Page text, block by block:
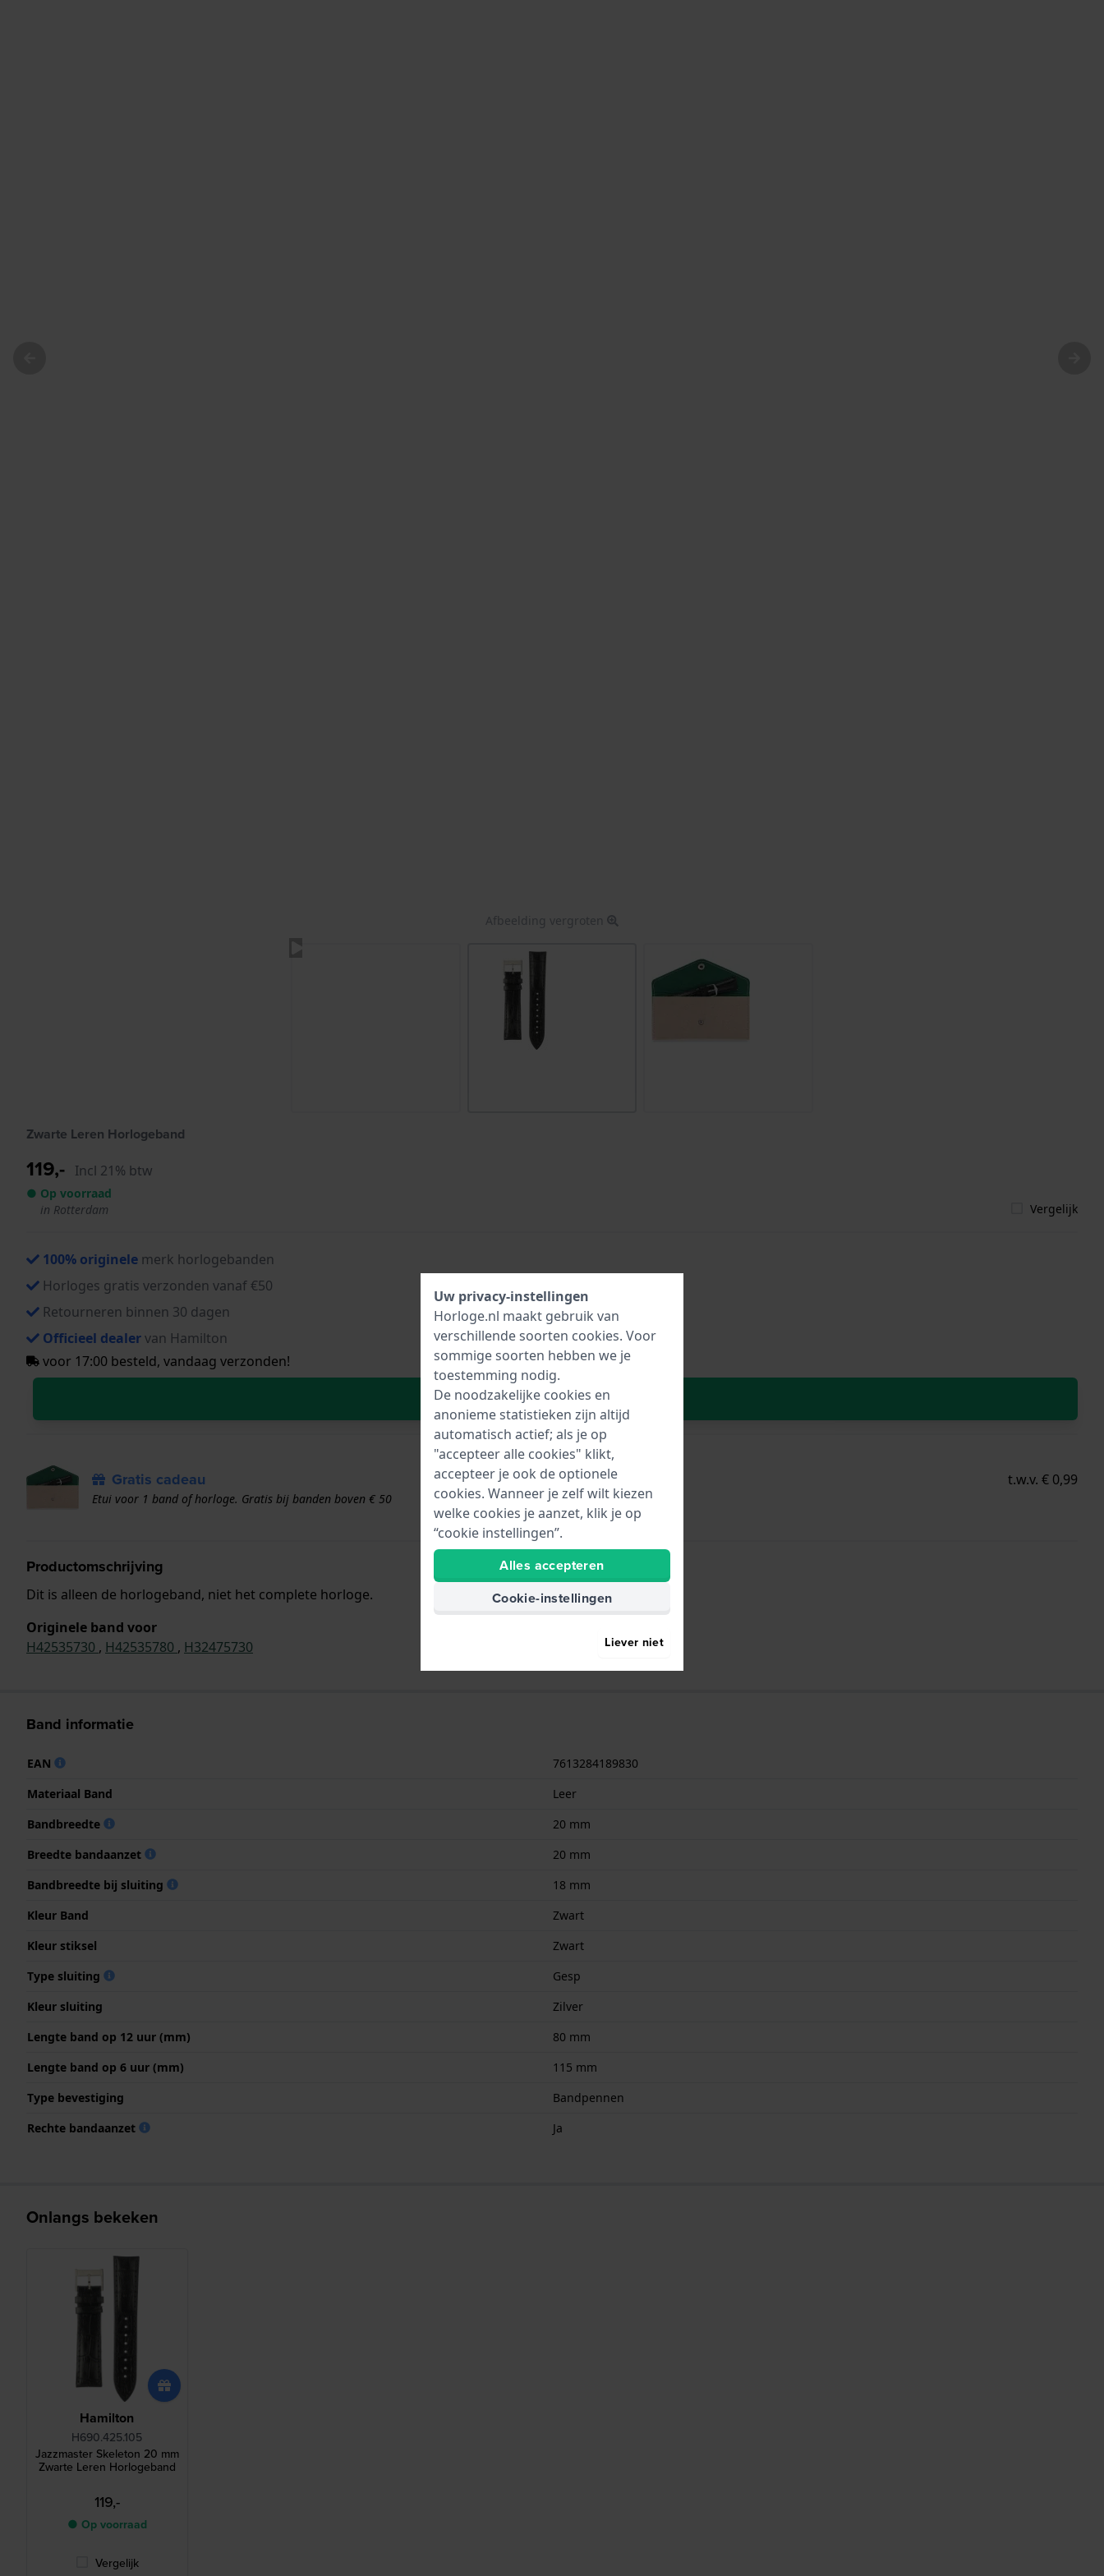
Afbeelding vergroten
Zwarte Leren Horlogeband
119,- Incl 21% btw
● Op voorraad
in Rotterdam
Vergelijk
100% originele merk horlogebanden
Horloges gratis verzonden vanaf €50
Retourneren binnen 30 dagen
Officieel dealervan Hamilton
voor 17:00 besteld, vandaag verzonden!
In Winkelwagen
Gratis cadeau t.w.v. € 0,99
Etui voor 1 band of horloge. Gratis bij banden boven € 50
Productomschrijving
Dit is alleen de horlogeband, niet het complete horloge.
Originele band voor
H42535730 , H42535780 , H32475730
Band informatie
EAN
7613284189830
Materiaal Band
Leer
Bandbreedte
20 mm
Breedte bandaanzet
20 mm
Bandbreedte bij sluiting
18 mm
Kleur Band
Zwart
Kleur stiksel
Zwart
Type sluiting
Gesp
Kleur sluiting
Zilver
Lengte band op 12 uur (mm)
80 mm
Lengte band op 6 uur (mm)
115 mm
Type bevestiging
Bandpennen
Rechte bandaanzet
Ja
Onlangs bekeken
Hamilton
H690.425.105
Jazzmaster Skeleton 20 mm
Zwarte Leren Horlogeband
119,-
● Op voorraad
Vergelijk
Uw privacy-instellingen
Horloge.nl maakt gebruik van
verschillende soorten cookies. Voor
sommige soorten hebben we je
toestemming nodig.
De noodzakelijke cookies en
anonieme statistieken zijn altijd
automatisch actief; als je op
"accepteer alle cookies" klikt,
accepteer je ook de optionele
cookies. Wanneer je zelf wilt kiezen
welke cookies je aanzet, klik je op
“cookie instellingen”.
Alles accepteren
Cookie-instellingen
Liever niet